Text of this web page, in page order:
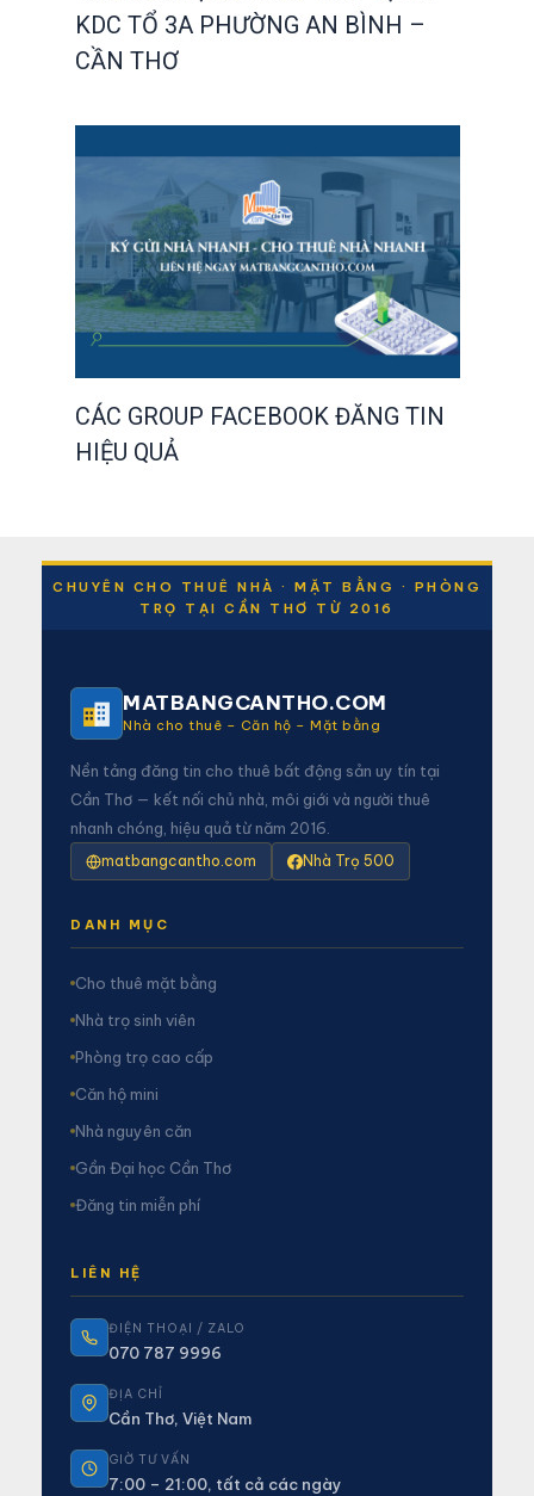
KDC TỔ 3A PHƯỜNG AN BÌNH –
CẦN THƠ
CÁC GROUP FACEBOOK ĐĂNG TIN
HIỆU QUẢ
CHUYÊN CHO THUÊ NHÀ · MẶT BẰNG · PHÒNG
TRỌ TẠI CẦN THƠ TỪ 2016
MATBANGCANTHO.COM
Nhà cho thuê – Căn hộ – Mặt bằng
Nền tảng đăng tin cho thuê bất động sản uy tín tại
Cần Thơ — kết nối chủ nhà, môi giới và người thuê
nhanh chóng, hiệu quả từ năm 2016.
matbangcantho.com Nhà Trọ 500
DANH MỤC
Cho thuê mặt bằng
Nhà trọ sinh viên
Phòng trọ cao cấp
Căn hộ mini
Nhà nguyên căn
Gần Đại học Cần Thơ
Đăng tin miễn phí
LIÊN HỆ
ĐIỆN THOẠI / ZALO
070 787 9996
ĐỊA CHỈ
Cần Thơ, Việt Nam
GIỜ TƯ VẤN
7:00 – 21:00, tất cả các ngày